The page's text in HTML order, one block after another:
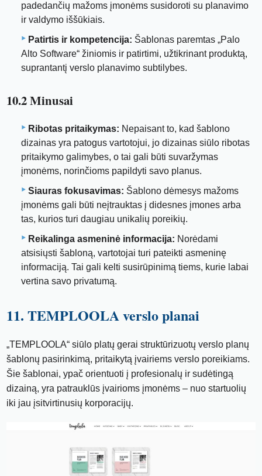
padedančių mažoms įmonėms susidoroti su planavimo
ir valdymo iššūkiais.
Patirtis ir kompetencija: Šablonas paremtas „Palo
Alto Software“ žiniomis ir patirtimi, užtikrinant produktą,
suprantantį verslo planavimo subtilybes.
10.2 Minusai
Ribotas pritaikymas: Nepaisant to, kad šablono
dizainas yra patogus vartotojui, jo dizainas siūlo ribotas
pritaikymo galimybes, o tai gali būti suvaržymas
įmonėms, norinčioms papildyti savo planus.
Siauras fokusavimas: Šablono dėmesys mažoms
įmonėms gali būti neįtrauktas į didesnes įmones arba
tas, kurios turi daugiau unikalių poreikių.
Reikalinga asmeninė informacija: Norėdami
atsisiųsti šabloną, vartotojai turi pateikti asmeninę
informaciją. Tai gali kelti susirūpinimą tiems, kurie labai
vertina savo privatumą.
11. TEMPLOOLA verslo planai
„TEMPLOOLA“ siūlo platų gerai struktūrizuotų verslo planų
šablonų pasirinkimą, pritaikytą įvairiems verslo poreikiams.
Šie šablonai, ypač orientuoti į profesionalų ir sudėtingą
dizainą, yra patrauklūs įvairioms įmonėms – nuo ​​startuolių
iki jau įsitvirtinusių korporacijų.